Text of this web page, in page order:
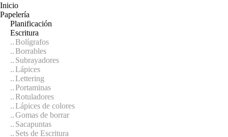
Inicio
Papelería
Planificación
Escritura
Bolígrafos
Borrables
Subrayadores
Lápices
Lettering
Portaminas
Rotuladores
Lápices de colores
Gomas de borrar
Sacapuntas
Sets de Escritura